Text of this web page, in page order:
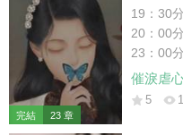
了。 白月光她娘為了給女兒撐場面，棺材本都
完結 23 章
19：30
20：00
23：00
沒回來
飯菜和
催淚虐
5